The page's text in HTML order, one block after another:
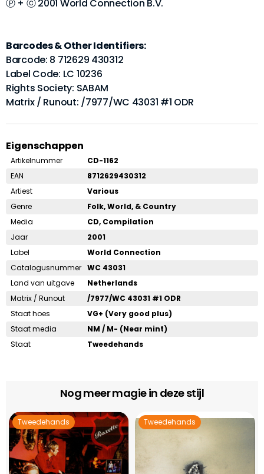
Ⓟ + ⓒ 2001 World Connection B.V.
Barcodes & Other Identifiers:
Barcode: 8 712629 430312
Label Code: LC 10236
Rights Society: SABAM
Matrix / Runout: /7977/WC 43031 #1 ODR
Eigenschappen
Artikelnummer
CD-1162
EAN
8712629430312
Artiest
Various
Genre
Folk, World, & Country
Media
CD, Compilation
Jaar
2001
Label
World Connection
Catalogusnummer WC 43031
Land van uitgave
Netherlands
Matrix / Runout
/7977/WC 43031 #1 ODR
Staat hoes
VG+ (Very good plus)
Staat media
NM / M- (Near mint)
Staat
Tweedehands
Nog meer magie in deze stijl
Tweedehands Tweedehands